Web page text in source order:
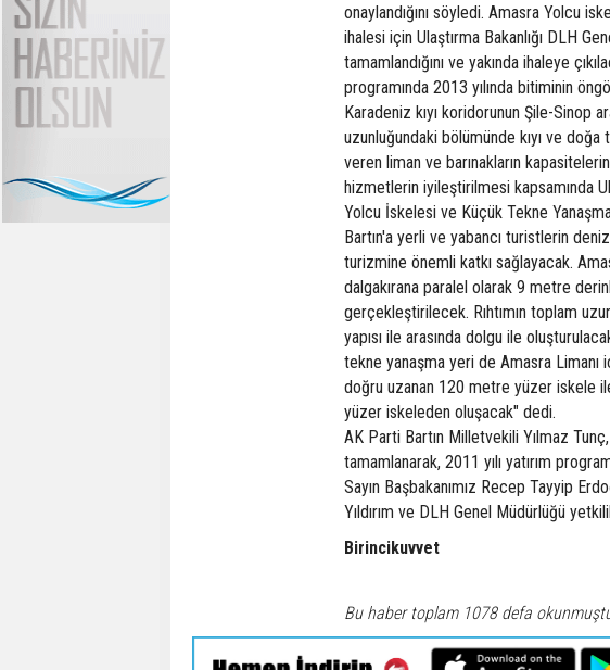
onaylandığını söyledi. Amasra Yolcu
ihalesi için Ulaştırma Bakanlığı DLH
tamamlandığını ve yakında ihaleye
programında 2013 yılında bitiminin
Karadeniz kıyı koridorunun Şile-Sinop
uzunluğundaki bölümünde kıyı ve
veren liman ve barınakların
hizmetlerin iyileştirilmesi kapsamında
Yolcu İskelesi ve Küçük Tekne
Bartın'a yerli ve yabancı turistlerin
turizmine önemli katkı sağlayacak.
dalgakırana paralel olarak 9 metre
gerçekleştirilecek. Rıhtımın toplam
yapısı ile arasında dolgu ile
tekne yanaşma yeri de Amasra Limanı
doğru uzanan 120 metre yüzer iskele
yüzer iskeleden oluşacak" dedi.
AK Parti Bartın Milletvekili Yılmaz
tamamlanarak, 2011 yılı yatırım
Sayın Başbakanımız Recep Tayyip
Yıldırım ve DLH Genel Müdürlüğü
Birincikuvvet
Bu haber toplam 1078 defa